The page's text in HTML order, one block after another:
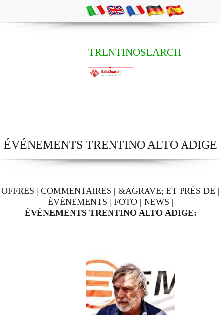
TRENTINOSEARCH
ÉVÉNEMENTS TRENTINO ALTO ADIGE
OFFRES | COMMENTAIRES | &AGRAVE; ET PRÈS DE |
ÉVÉNEMENTS | FOTO| NEWS |
ÉVÉNEMENTS TRENTINO ALTO ADIGE: